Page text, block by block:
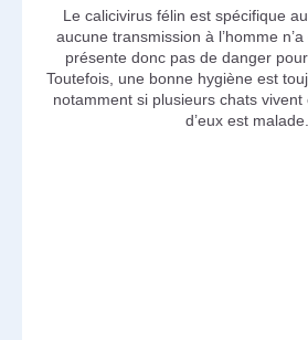
Le calicivirus félin est spécifique
aucune transmission à l’homme
présente donc pas de danger
Toutefois, une bonne hygiène est
notamment si plusieurs chats vivent
d’eux est malade.